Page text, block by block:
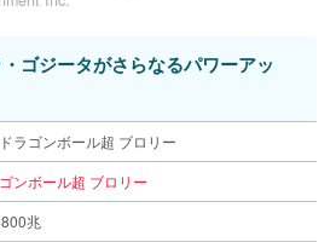
ゴジータがさらなるパワーアッ
ラゴンボール超 ブロリー
ンボール超 ブロリー
兆